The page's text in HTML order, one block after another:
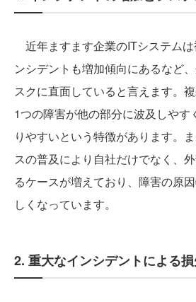
近年ますます企業のITシステム
ンシデントも増加傾向にあるなど
スクに直面していると言えます。複
1つの障害が他の部分に波及しやす
りやすいという特徴があります。
スの普及により自社だけでなく、
るケースが増えており、障害の原
しくなっています。
2. 重大なインシデントによる